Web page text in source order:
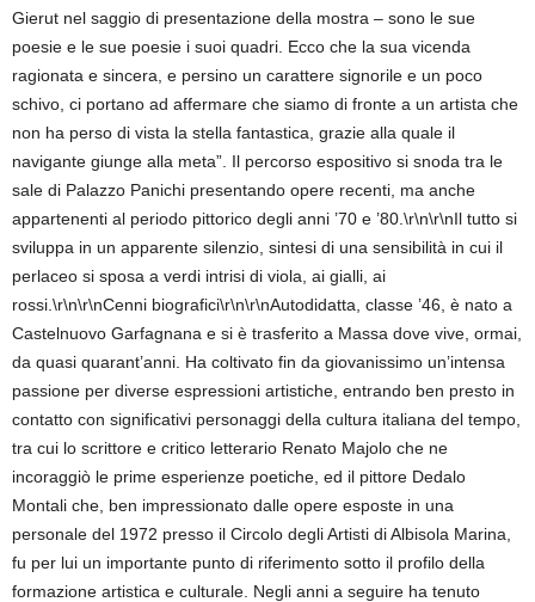
Gierut nel saggio di presentazione della mostra – sono le sue
poesie e le sue poesie i suoi quadri. Ecco che la sua vicenda
ragionata e sincera, e persino un carattere signorile e un poco
schivo, ci portano ad affermare che siamo di fronte a un artista che
non ha perso di vista la stella fantastica, grazie alla quale il
navigante giunge alla meta”. Il percorso espositivo si snoda tra le
sale di Palazzo Panichi presentando opere recenti, ma anche
appartenenti al periodo pittorico degli anni ’70 e ’80.\r\n\r\nIl tutto si
sviluppa in un apparente silenzio, sintesi di una sensibilità in cui il
perlaceo si sposa a verdi intrisi di viola, ai gialli, ai
rossi.\r\n\r\nCenni biografici\r\n\r\nAutodidatta, classe ’46, è nato a
Castelnuovo Garfagnana e si è trasferito a Massa dove vive, ormai,
da quasi quarant’anni. Ha coltivato fin da giovanissimo un’intensa
passione per diverse espressioni artistiche, entrando ben presto in
contatto con significativi personaggi della cultura italiana del tempo,
tra cui lo scrittore e critico letterario Renato Majolo che ne
incoraggiò le prime esperienze poetiche, ed il pittore Dedalo
Montali che, ben impressionato dalle opere esposte in una
personale del 1972 presso il Circolo degli Artisti di Albisola Marina,
fu per lui un importante punto di riferimento sotto il profilo della
formazione artistica e culturale. Negli anni a seguire ha tenuto